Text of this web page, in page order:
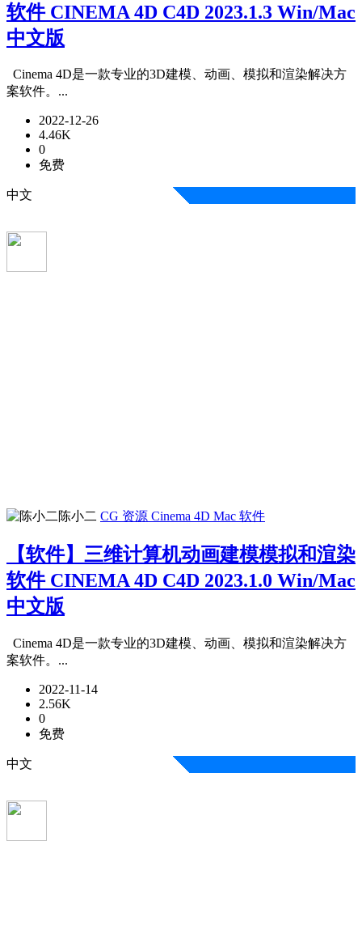
软件 CINEMA 4D C4D 2023.1.3 Win/Mac
中文版
Cinema 4D是一款专业的3D建模、动画、模拟和渲染解决方
案软件。...
2022-12-26
4.46K
0
免费
中文
陈小二 CG 资源 Cinema 4D Mac 软件
【软件】三维计算机动画建模模拟和渲染
软件 CINEMA 4D C4D 2023.1.0 Win/Mac
中文版
Cinema 4D是一款专业的3D建模、动画、模拟和渲染解决方
案软件。...
2022-11-14
2.56K
0
免费
中文